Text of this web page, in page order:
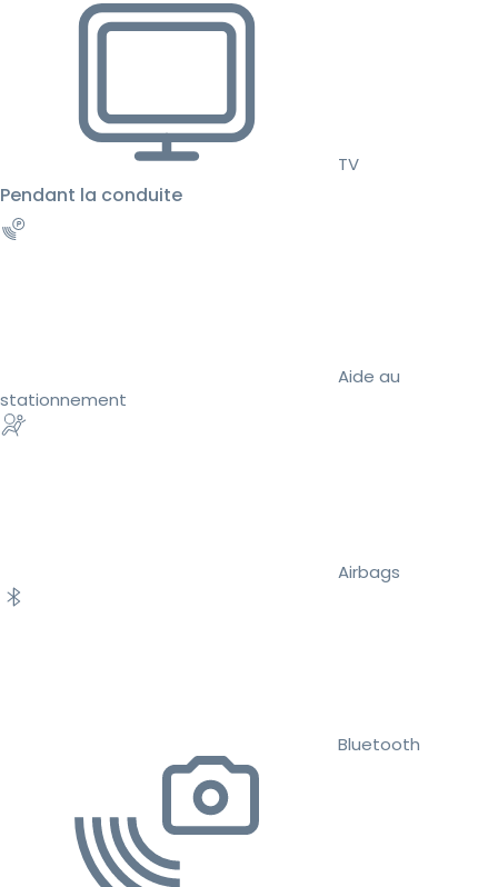
TV
Pendant la conduite
Aide au
stationnement
Airbags
Bluetooth